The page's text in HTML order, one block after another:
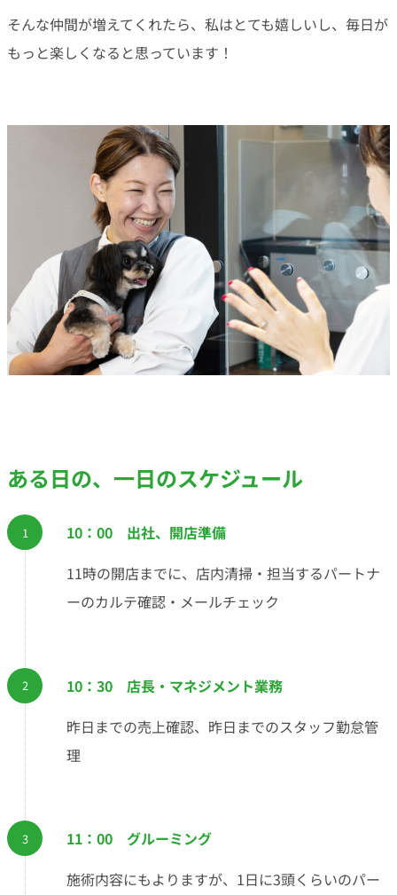
そんな仲間が増えてくれたら、私はとても嬉しいし、毎日が
もっと楽しくなると思っています！
ある日の、一日のスケジュール
10：00 出社、開店準備
11時の開店までに、店内清掃・担当するパートナ
ーのカルテ確認・メールチェック
10：30 店長・マネジメント業務
昨日までの売上確認、昨日までのスタッフ勤怠管
理
11：00 グルーミング
施術内容にもよりますが、1日に3頭くらいのパー